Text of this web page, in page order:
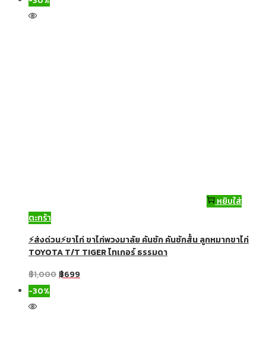
หยิบใส่
ตะกร้า
⚡ส่งด่วน⚡ขาไก่ ขาไก่พวงมาลัย คันชัก คันชักสั้น ลูกหมากขาไก่
TOYOTA T/T TIGER ไทเกอร์ ธรรมดา
฿1,000฿699
-30%